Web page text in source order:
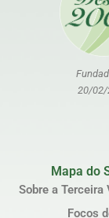
20/02/
Mapa do
Sobre a Terceira
Focos